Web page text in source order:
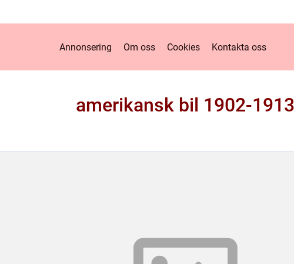
Annonsering Om oss Cookies Kontakta oss
amerikansk bil 1902-1913